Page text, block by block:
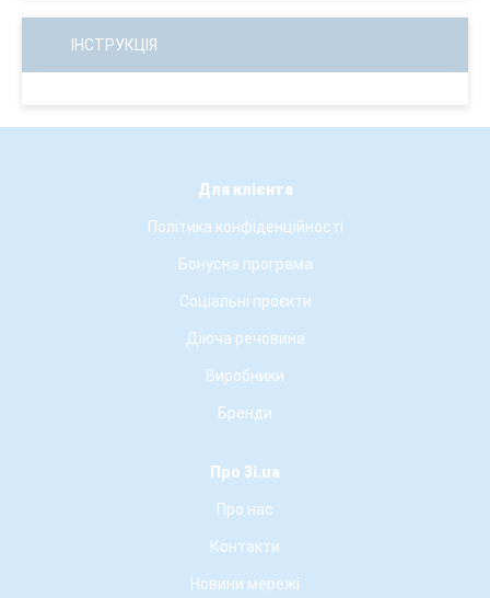
ІНСТРУКЦІЯ
Для клієнта
Політика конфіденційності
Бонусна програма
Соціальні проєкти
Діюча речовина
Виробники
Бренди
Про 3i.ua
Про нас
Контакти
Новини мережі